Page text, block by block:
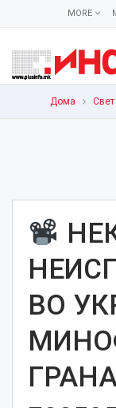
MORE
Дома Свет
ВО